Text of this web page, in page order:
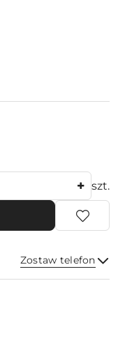
szt.
Zostaw telefon